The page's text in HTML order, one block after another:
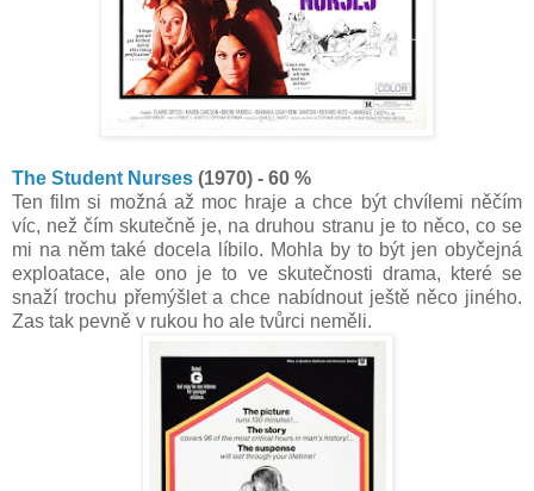
The Student Nurses (1970) - 60 %
Ten film si možná až moc hraje a chce být chvílemi něčím
víc, než čím skutečně je, na druhou stranu je to něco, co se
mi na něm také docela líbilo. Mohla by to být jen obyčejná
exploatace, ale ono je to ve skutečnosti drama, které se
snaží trochu přemýšlet a chce nabídnout ještě něco jiného.
Zas tak pevně v rukou ho ale tvůrci neměli.